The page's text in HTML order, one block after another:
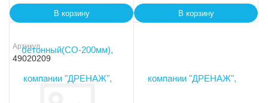
В корзину В корзину
Артикул
49020209